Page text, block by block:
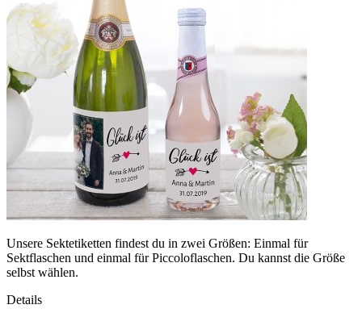
Unsere Sektetiketten findest du in zwei Größen: Einmal für
Sektflaschen und einmal für Piccoloflaschen. Du kannst die Größe
selbst wählen.
Details